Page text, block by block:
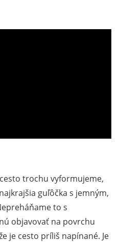
trochu vyformujeme,
guľôčka s jemným,
to s
objavovať na povrchu
je cesto príliš napínané. Je